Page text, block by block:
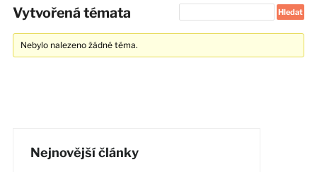
Vytvořená témata
Nebylo nalezeno žádné téma.
Nejnovější články